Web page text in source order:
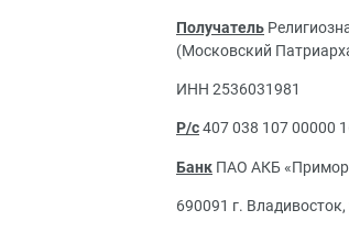
Получатель
(Московский
ИНН 2536031981
Р/с407 038 107 00000
Банк ПАО АКБ
690091 г.